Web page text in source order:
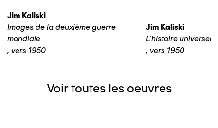
Jim Kaliski
Images de la deuxième guerre
mondiale
, vers 1950
Jim Kaliski
L’histoire universelle
, vers 1950
Voir toutes les oeuvres